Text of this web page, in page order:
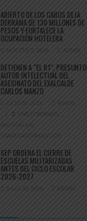
ABIERTO DE LOS CABOS DEJA
DERRAMA DE 130 MILLONES DE
PESOS Y FORTALECE LA
OCUPACIÓN HOTELERA
AGOSTO 2, 2026 ADMIN
DETIENEN A “EL R1”, PRESUNTO
AUTOR INTELECTUAL DEL
ASESINATO DEL EXALCALDE
CARLOS MANZO
JULIO 30, 2026
ADMIN
CARLOSMANZO ,
MICHOACAN ,
OMARGARCIAHARFUCH
SEP ORDENA EL CIERRE DE
ESCUELAS MILITARIZADAS
ANTES DEL CICLO ESCOLAR
2026-2027
JULIO 30, 2026 ADMIN